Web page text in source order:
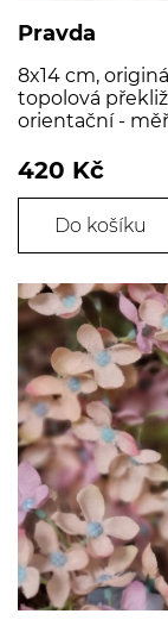
Pravda
8x14 cm,
topolová
orientační -
420 Kč
Do košíku